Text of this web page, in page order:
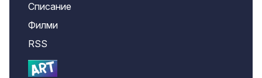
Списание
Филми
RSS